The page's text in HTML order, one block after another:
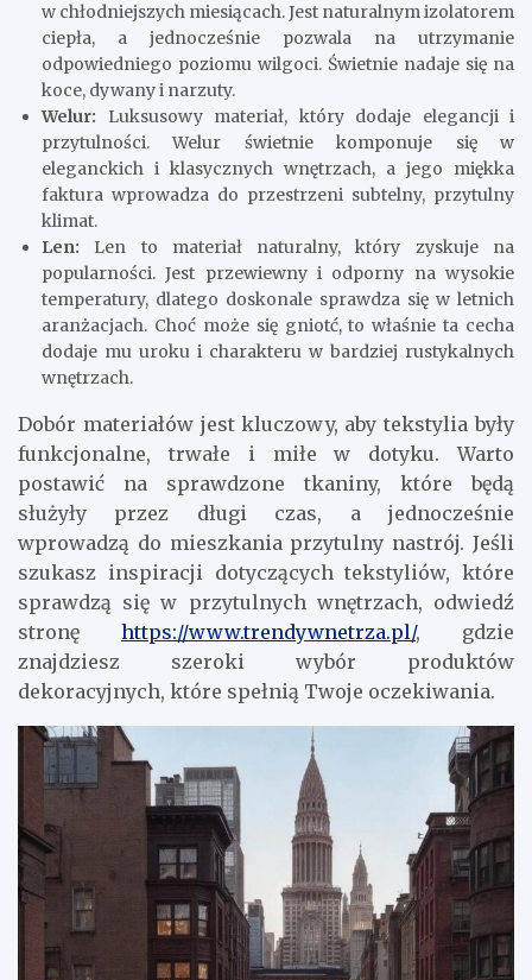
w chłodniejszych miesiącach. Jest naturalnym izolatorem
ciepła, a jednocześnie pozwala na utrzymanie
odpowiedniego poziomu wilgoci. Świetnie nadaje się na
koce, dywany i narzuty.
Welur: Luksusowy materiał, który dodaje elegancji i
przytulności. Welur świetnie komponuje się w
eleganckich i klasycznych wnętrzach, a jego miękka
faktura wprowadza do przestrzeni subtelny, przytulny
klimat.
Len: Len to materiał naturalny, który zyskuje na
popularności. Jest przewiewny i odporny na wysokie
temperatury, dlatego doskonale sprawdza się w letnich
aranżacjach. Choć może się gniotć, to właśnie ta cecha
dodaje mu uroku i charakteru w bardziej rustykalnych
wnętrzach.
Dobór materiałów jest kluczowy, aby tekstylia były
funkcjonalne, trwałe i miłe w dotyku. Warto
postawić na sprawdzone tkaniny, które będą
służyły przez długi czas, a jednocześnie
wprowadzą do mieszkania przytulny nastrój. Jeśli
szukasz inspiracji dotyczących tekstyliów, które
sprawdzą się w przytulnych wnętrzach, odwiedź
stronę https://www.trendywnetrza.pl/, gdzie
znajdziesz szeroki wybór produktów
dekoracyjnych, które spełnią Twoje oczekiwania.